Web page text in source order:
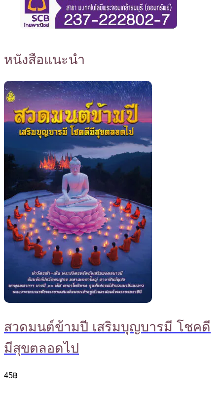
หนังสือแนะนำ
สวดมนต์ข้ามปี เสริมบุญบารมี โชคดี
มีสุขตลอดไป
45฿